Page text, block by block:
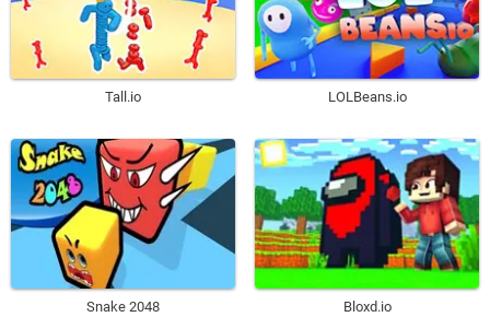
Tall.io LOLBeans.io
Snake 2048 Bloxd.io